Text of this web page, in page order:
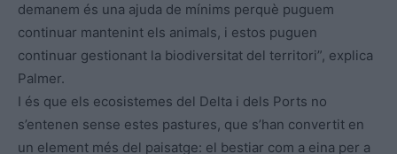
demanem és una ajuda de mínims perquè puguem
continuar mantenint els animals, i estos puguen
continuar gestionant la biodiversitat del territori”, explica
Palmer.
I és que els ecosistemes del Delta i dels Ports no
s’entenen sense estes pastures, que s’han convertit en
un element més del paisatge: el bestiar com a eina per a